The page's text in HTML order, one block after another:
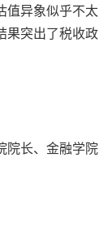
值异象似乎不太
果突出了税收政
院长、金融学院